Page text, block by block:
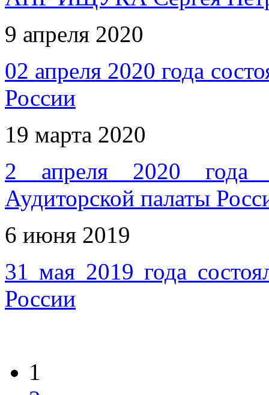
9 апреля 2020
02 апреля 2020 года
России
19 марта 2020
2 апреля 2020 года
Аудиторской палаты
6 июня 2019
31 мая 2019 года
России
1